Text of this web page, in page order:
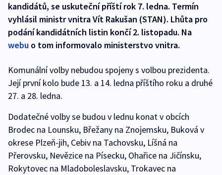
kandidátů, se uskuteční příští rok 7. ledna. Termín
vyhlásil ministr vnitra Vít Rakušan (STAN). Lhůta pro
podání kandidátních listin končí 2. listopadu. Na
webu o tom informovalo ministerstvo vnitra.
Komunální volby nebudou spojeny s volbou prezidenta.
Její první kolo bude 13. a 14. ledna příštího roku a druhé
27. a 28. ledna.
Dodatečné volby se budou v lednu konat v obcích
Brodec na Lounsku, Břežany na Znojemsku, Buková v
okrese Plzeň-jih, Cebiv na Tachovsku, Líšná na
Přerovsku, Nevězice na Písecku, Ohařice na Jičínsku,
Rokytovec na Mladoboleslavsku, Trokavec na